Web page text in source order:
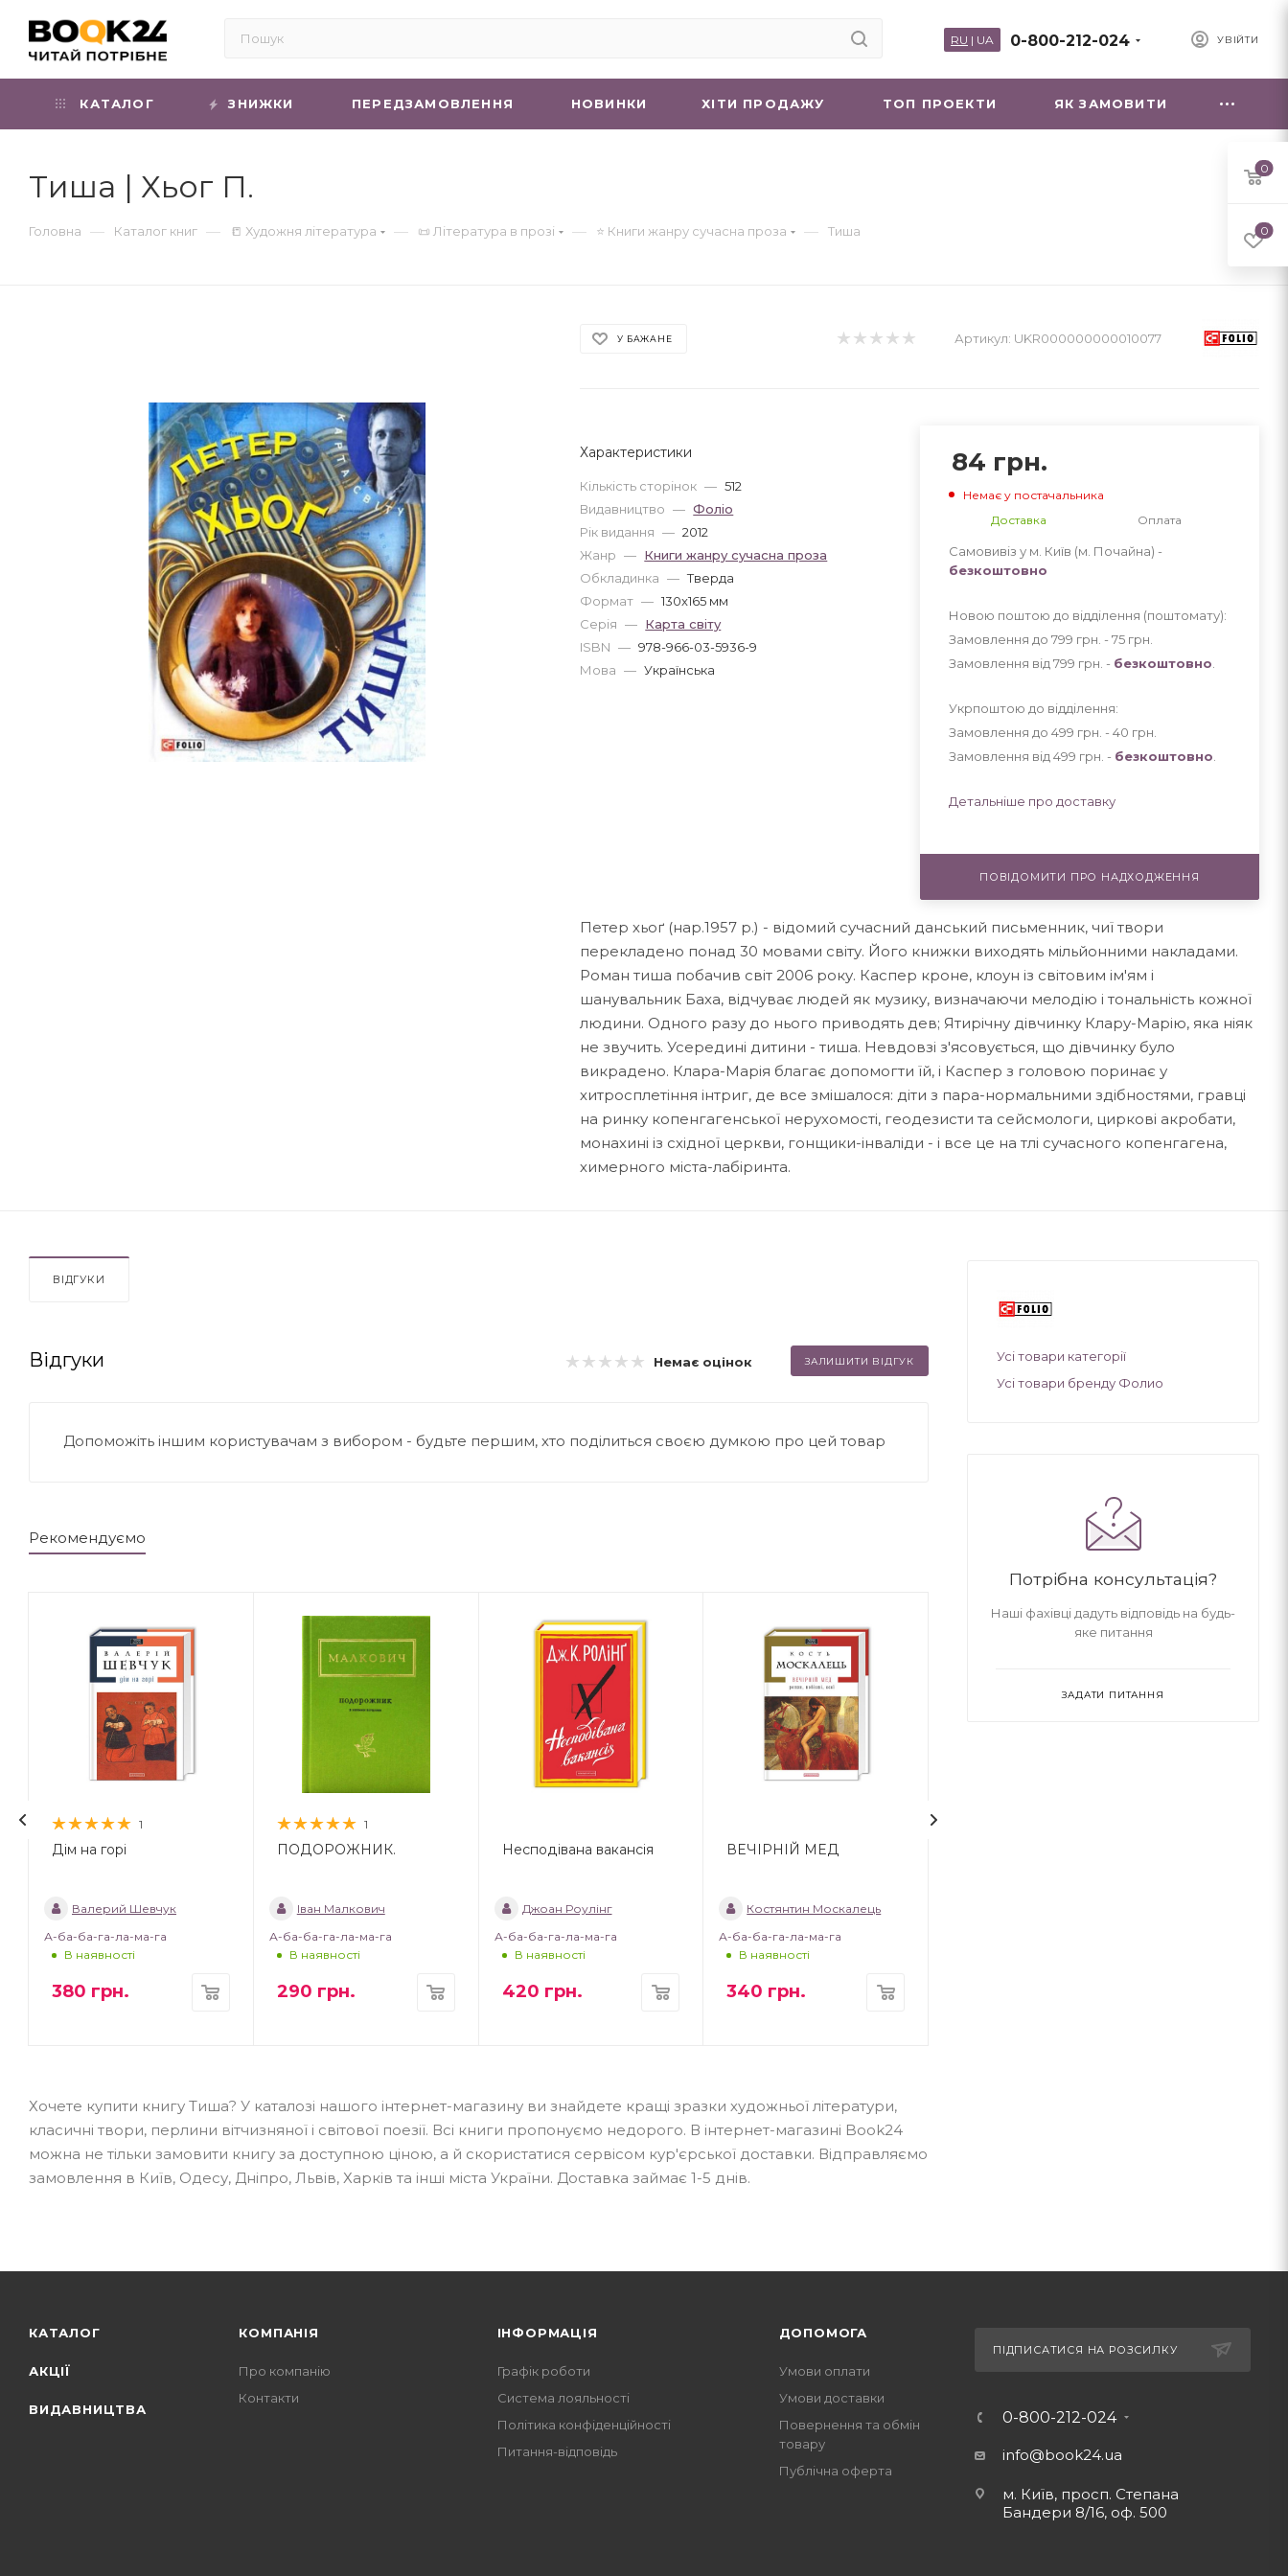
УВІЙТИ
0-800-212-024
RU | UA
КАТАЛОГ ЗНИЖКИ ПЕРЕДЗАМОВЛЕННЯ НОВИНКИ ХIТИ ПРОДАЖУ ТОП ПРОЕКТИ ЯК ЗАМОВИТИ
Тиша | Хьог П.
Головна — Каталог книг — 📒 Художня література — 📜 Література в прозі — ⭐ Книги жанру сучасна проза — Тиша
У БАЖАНЕ Артикул: UKR000000000010077
Характеристики
Кількість сторінок — 512
Видавництво — Фоліо
Рік видання — 2012
Жанр — Книги жанру сучасна проза
Обкладинка — Тверда
Формат — 130x165 мм
Серія — Карта свiту
ISBN — 978-966-03-5936-9
Мова — Українська
84 грн.
Немає у постачальника
Доставка
Оплата
Самовивіз у м. Київ (м. Почайна) -
безкоштовно
Новою поштою до відділення (поштомату):
Замовлення до 799 грн. - 75 грн
Замовлення від 799 грн. - безкоштовно
Укрпоштою до відділення:
Замовлення до 499 грн. - 40 грн
Замовлення від 499 грн. - безкоштовно
Детальніше про доставку
ПОВІДОМИТИ ПРО НАДХОДЖЕННЯ
Петер хьоґ (нар.1957 р.) - відомий сучасний данський письменник, чиї твори
перекладено понад 30 мовами світу. Його книжки виходять мільйонними накладами.
Роман тиша побачив світ 2006 року. Каспер кроне, клоун із світовим ім'ям і
шанувальник Баха, відчуває людей як музику, визначаючи мелодію і тональність кожної
людини. Одного разу до нього приводять дев; Ятирічну дівчинку Клару-Марію, яка ніяк
не звучить. Усередині дитини - тиша. Невдовзі з'ясовується, що дівчинку було
викрадено. Клара-Марія благає допомогти їй, і Каспер з головою поринає у
хитросплетіння інтриг, де все змішалося: діти з пара-нормальними здібностями, гравці
на ринку копенгагенської нерухомості, геодезисти та сейсмологи, циркові акробати,
монахині із східної церкви, гонщики-інваліди - і все це на тлі сучасного копенгагена,
химерного міста-лабіринта.
ВІДГУКИ
Відгуки Немає оцінок ЗАЛИШИТИ ВІДГУК
Допоможіть іншим користувачам з вибором - будьте першим, хто поділиться своєю думкою про цей товар
Рекомендуємо
1
Дім на горі
Валерий Шевчук
А-ба-ба-га-ла-ма-га
В наявності
380 грн.
1
ПОДОРОЖНИК.
Іван Малкович
А-ба-ба-га-ла-ма-га
В наявності
290 грн.
Несподівана вакансія
Джоан Роулінг
А-ба-ба-га-ла-ма-га
В наявності
420 грн.
ВЕЧІРНІЙ МЕД
Костянтин Москалець
А-ба-ба-га-ла-ма-га
В наявності
340 грн.
Хочете купити книгу Тиша? У каталозі нашого інтернет-магазину ви знайдете кращі зразки художньої літератури,
класичні твори, перлини вітчизняної і світової поезії. Всі книги пропонуємо недорого. В інтернет-магазині Book24
можна не тільки замовити книгу за доступною ціною, а й скористатися сервісом кур'єрської доставки. Відправляємо
замовлення в Київ, Одесу, Дніпро, Львів, Харків та інші міста України. Доставка займає 1-5 днів.
Усі товари категорії
Усі товари бренду Фолио
Потрібна консультація?
Наші фахівці дадуть відповідь на будь-
яке питання
ЗАДАТИ ПИТАННЯ
КАТАЛОГ
АКЦІЇ
ВИДАВНИЦТВА
КОМПАНІЯ
Про компанію
Контакти
ІНФОРМАЦІЯ
Графік роботи
Система лояльності
Політика конфіденційності
Питання-відповідь
ДОПОМОГА
Умови оплати
Умови доставки
Повернення та обмін
товару
Публічна оферта
ПІДПИСАТИСЯ НА РОЗСИЛКУ
0-800-212-024
info@book24.ua
м. Київ, просп. Степана
Бандери 8/16, оф. 500
0
0